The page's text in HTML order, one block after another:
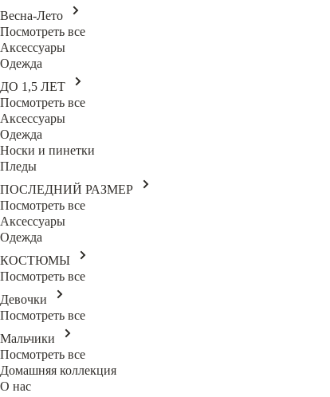
Весна-Лето
Посмотреть все
Аксессуары
Одежда
ДО 1,5 ЛЕТ
Посмотреть все
Аксессуары
Одежда
Носки и пинетки
Пледы
ПОСЛЕДНИЙ РАЗМЕР
Посмотреть все
Аксессуары
Одежда
КОСТЮМЫ
Посмотреть все
Девочки
Посмотреть все
Мальчики
Посмотреть все
Домашняя коллекция
О нас